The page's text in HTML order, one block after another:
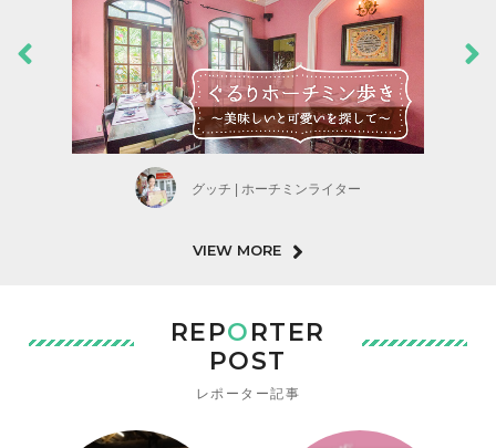
グッチ | ホーチミンライター
VIEW MORE
REPORTER
POST
レポーター記事